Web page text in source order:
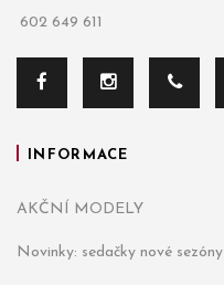
602 649 611
INFORMACE
AKČNÍ MODELY
Novinky: sedačky nové sezóny